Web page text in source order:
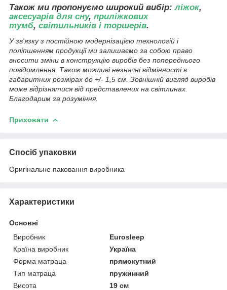
Також ми пропонуємо широкий вибір:ліжок,
аксесуарів для сну, приліжкових
тумб, світильників і торшерів.
У зв'язку з постійною модернізацією технологій і
поліпшенням продукції ми залишаємо за собою право
вносити зміни в конструкцію виробів без попереднього
повідомлення. Також можливі незначні відмінності в
габаритних розмірах до +/- 1,5 см. Зовнішній вигляд виробів
може відрізнятися від представлених на світлинах.
Благодарим за розуміння.
Приховати
Спосіб упаковки
Оригінальне паковання виробника
Характеристики
Основні
Виробник
Eurosleep
Країна виробник
Україна
Форма матраца
прямокутний
Тип матраца
пружинний
Висота
19 см